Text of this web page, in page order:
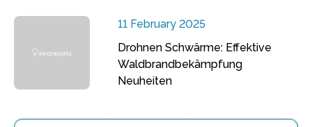
11 February 2025
Drohnen Schwärme: Effektive
Waldbrandbekämpfung
Neuheiten